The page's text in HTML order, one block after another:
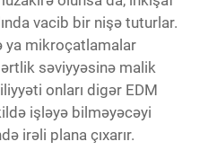
vacib bir nişə tuturlar.
ya mikroçatlamalar
səviyyəsinə malik
onları digər EDM
işləyə bilməyəcəyi
irəli plana çıxarır.